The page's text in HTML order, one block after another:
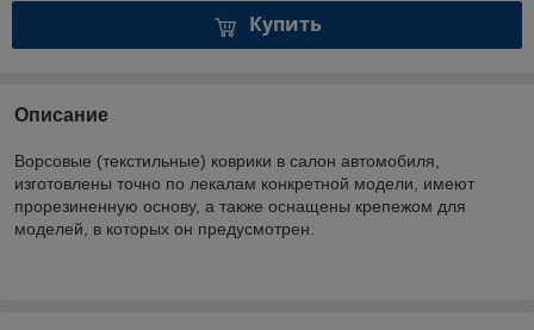
Купить
Описание
Ворсовые (текстильные) коврики в салон автомобиля,
изготовлены точно по лекалам конкретной модели, имеют
прорезиненную основу, а также оснащены крепежом для
моделей, в которых он предусмотрен.